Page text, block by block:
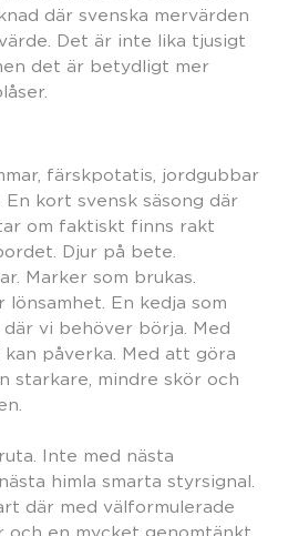
där svenska mervärden
Det är inte lika tjusigt
det är betydligt mer
färskpotatis, jordgubbar
En kort svensk säsong där
om faktiskt finns rakt
Djur på bete.
Marker som brukas.
En kedja som
vi behöver börja. Med
påverka. Med att göra
starkare, mindre skör och
Inte med nästa
himla smarta styrsignal.
där med välformulerade
och en mycket genomtänkt